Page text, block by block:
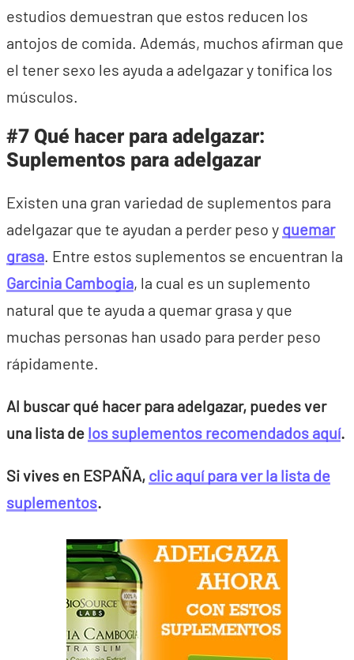
estudios demuestran que estos reducen los
antojos de comida. Además, muchos afirman que
el tener sexo les ayuda a adelgazar y tonifica los
músculos.
#7 Qué hacer para adelgazar:
Suplementos para adelgazar
Existen una gran variedad de suplementos para
adelgazar que te ayudan a perder peso y quemar
grasa. Entre estos suplementos se encuentran la
Garcinia Cambogia, la cual es un suplemento
natural que te ayuda a quemar grasa y que
muchas personas han usado para perder peso
rápidamente.
Al buscar qué hacer para adelgazar, puedes ver
una lista de los suplementos recomendados aquí.
Si vives en ESPAÑA, clic aquí para ver la lista de
suplementos.